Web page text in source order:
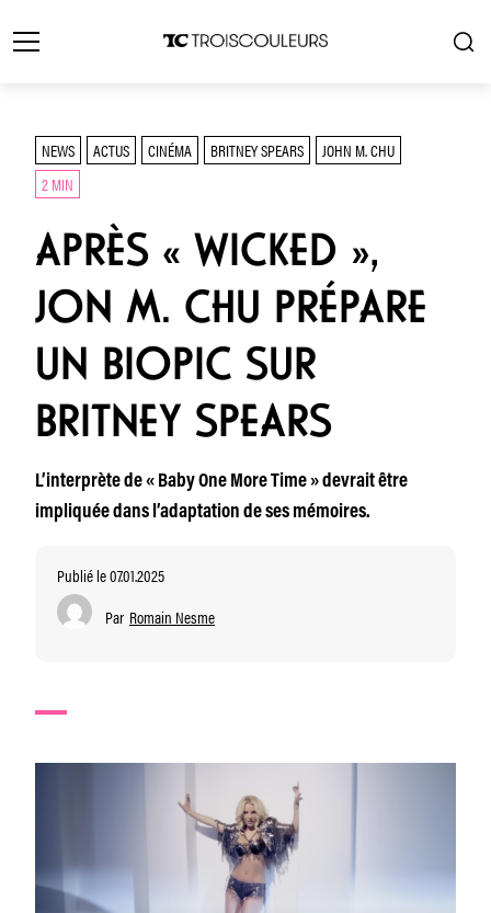
NEWS ACTUS CINÉMA BRITNEY SPEARS
JOHN M. CHU
2 MIN
APRÈS « WICKED »,
JON M. CHU PRÉPARE
UN BIOPIC SUR
BRITNEY SPEARS
L’interprète de « Baby One More Time » devrait être
impliquée dans l’adaptation de ses mémoires.
Publié le 07.01.2025
Par Romain Nesme